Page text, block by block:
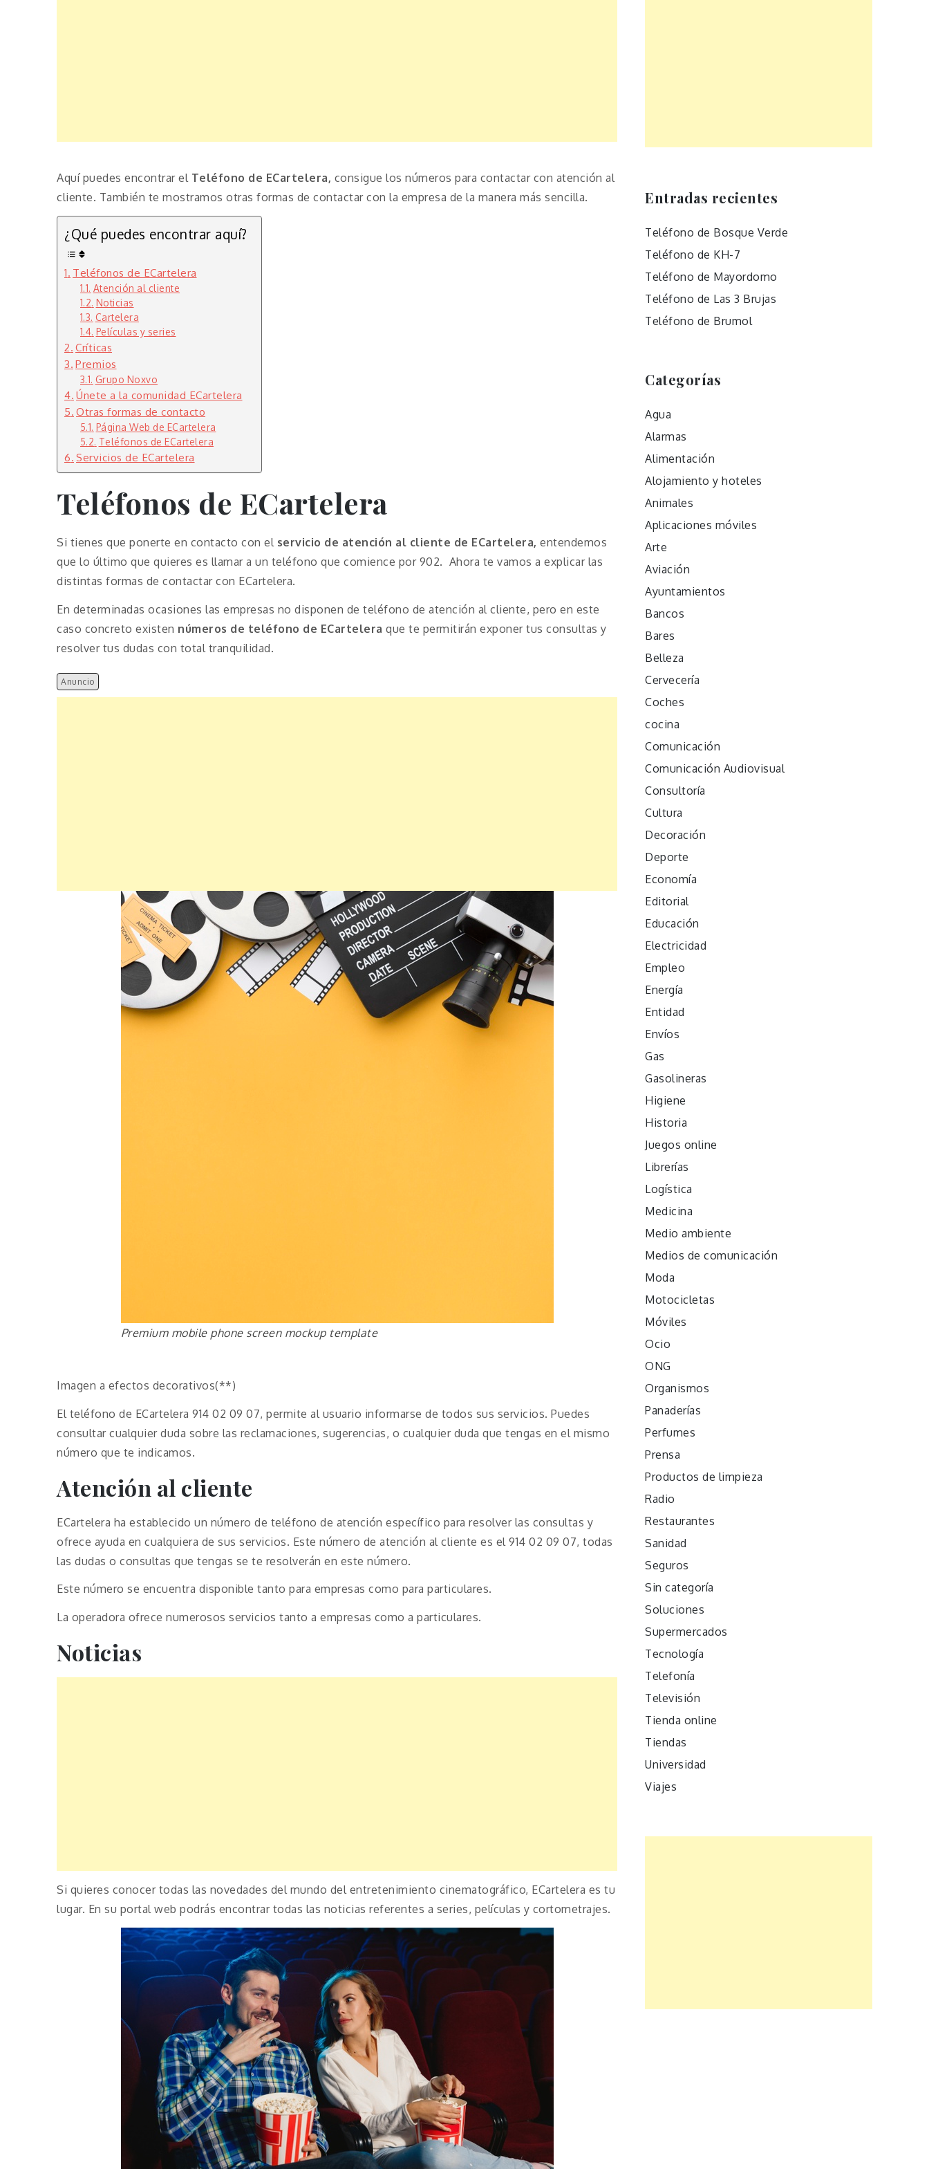
Aquí puedes encontrar elTeléfono de ECartelera, consigue los números para contactar con atención al
cliente. También te mostramos otras formas de contactar con la empresa de la manera más sencilla.
¿Qué puedes encontrar aquí?
Teléfonos de ECartelera
Atención al cliente
Noticias
Cartelera
Películas y series
Críticas
Premios
Grupo Noxvo
Únete a la comunidad ECartelera
Otras formas de contacto
Página Web de ECartelera
Teléfonos de ECartelera
Servicios de ECartelera
Teléfonos de ECartelera
Si tienes que ponerte en contacto con el servicio de atención al cliente de ECartelera, entendemos
que lo último que quieres es llamar a un teléfono que comience por 902. Ahora te vamos a explicar las
distintas formas de contactar con ECartelera.
En determinadas ocasiones las empresas no disponen de teléfono de atención al cliente, pero en este
caso concreto existen números de teléfono de ECartelera que te permitirán exponer tus consultas y
resolver tus dudas con total tranquilidad.
Anuncio
Premium mobile phone screen mockup template
Imagen a efectos decorativos(**)
El teléfono de ECartelera 914 02 09 07, permite al usuario informarse de todos sus servicios. Puedes
consultar cualquier duda sobre las reclamaciones, sugerencias, o cualquier duda que tengas en el mismo
número que te indicamos.
Atención al cliente
ECartelera ha establecido un número de teléfono de atención específico para resolver las consultas y
ofrece ayuda en cualquiera de sus servicios. Este número de atención al cliente es el 914 02 09 07, todas
las dudas o consultas que tengas se te resolverán en este número.
Este número se encuentra disponible tanto para empresas como para particulares.
La operadora ofrece numerosos servicios tanto a empresas como a particulares.
Noticias
Si quieres conocer todas las novedades del mundo del entretenimiento cinematográfico, ECartelera es tu
lugar. En su portal web podrás encontrar todas las noticias referentes a series, películas y cortometrajes.
Entradas recientes
Teléfono de Bosque Verde
Teléfono de KH-7
Teléfono de Mayordomo
Teléfono de Las 3 Brujas
Teléfono de Brumol
Categorías
Agua
Alarmas
Alimentación
Alojamiento y hoteles
Animales
Aplicaciones móviles
Arte
Aviación
Ayuntamientos
Bancos
Bares
Belleza
Cervecería
Coches
cocina
Comunicación
Comunicación Audiovisual
Consultoría
Cultura
Decoración
Deporte
Economía
Editorial
Educación
Electricidad
Empleo
Energía
Entidad
Envíos
Gas
Gasolineras
Higiene
Historia
Juegos online
Librerías
Logística
Medicina
Medio ambiente
Medios de comunicación
Moda
Motocicletas
Móviles
Ocio
ONG
Organismos
Panaderías
Perfumes
Prensa
Productos de limpieza
Radio
Restaurantes
Sanidad
Seguros
Sin categoría
Soluciones
Supermercados
Tecnología
Telefonía
Televisión
Tienda online
Tiendas
Universidad
Viajes